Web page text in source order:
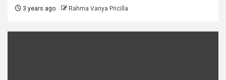
3 years ago Rahma Vanya Pricilla